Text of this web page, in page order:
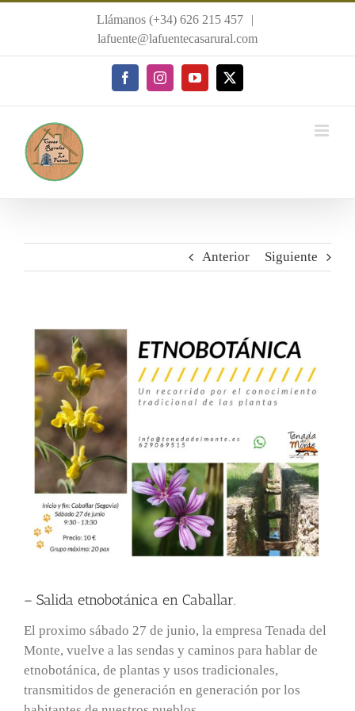
Llámanos (+34) 626 215 457
|
lafuente@lafuentecasarural.com
FacebookInstagramYouTube
X
Anterior Siguiente
– Salida etnobotánica en Caballar.
El proximo sábado 27 de junio, la empresa Tenada del
Monte, vuelve a las sendas y caminos para hablar de
etnobotánica, de plantas y usos tradicionales,
transmitidos de generación en generación por los